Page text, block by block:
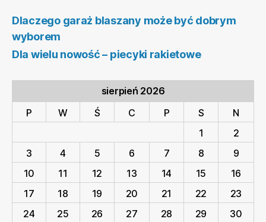
Dlaczego garaż blaszany może być dobrym
wyborem
Dla wielu nowość – piecyki rakietowe
sierpień 2026
P
W Ś C P S
N
1
2
3
4 5 6 7 8
9
10
11 12 13 14 15
16
17
18 19 20 21 22
23
24
25 26 27 28 29 30